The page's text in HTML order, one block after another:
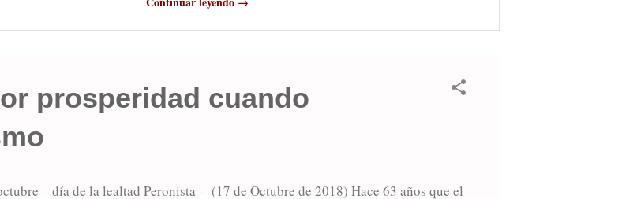
prosperidad cuando
– día de la lealtad Peronista - (17 de Octubre de 2018) Hace 63 años que el